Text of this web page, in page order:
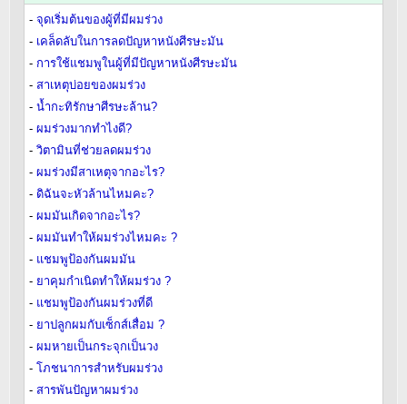
-จุดเริ่มต้นของผู้ที่มีผมร่วง
- เคล็ดลับในการลดปัญหาหนังศีรษะมัน
- การใช้แชมพูในผู้ที่มีปัญหาหนังศีรษะมัน
-สาเหตุบ่อยของผมร่วง
-น้ำกะทิรักษาศีรษะล้าน?
-ผมร่วงมากทำไงดี?
-วิตามินที่ช่วยลดผมร่วง
-ผมร่วงมีสาเหตุจากอะไร?
-ดิฉันจะหัวล้านไหมคะ?
-ผมมันเกิดจากอะไร?
-ผมมันทำให้ผมร่วงไหมคะ ?
- แชมพูป้องกันผมมัน
- ยาคุมกำเนิดทำให้ผมร่วง ?
- แชมพูป้องกันผมร่วงที่ดี
- ยาปลูกผมกับเซ็กส์เสื่อม ?
-ผมหายเป็นกระจุกเป็นวง
-โภชนาการสำหรับผมร่วง
-สารพันปัญหาผมร่วง